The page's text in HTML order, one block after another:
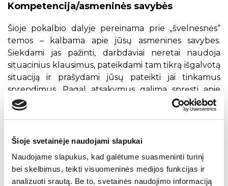
Šioje svetainėje naudojami slapukai
Naudojame slapukus, kad galėtume suasmeninti turinį
bei skelbimus, teikti visuomeninės medijos funkcijas ir
analizuoti srautą. Be to, svetainės naudojimo informaciją
Kompetencija/asmeninės savybės
Šioje pokalbio dalyje pereinama prie „švelnesnės“
temos – kalbama apie jūsų asmenines savybes.
Siekdami jas pažinti, darbdaviai neretai naudoja
situacinius klausimus, pateikdami tam tikrą išgalvotą
situaciją ir prašydami jūsų pateikti jai tinkamus
sprendimus. Pagal atsakymus galima spręsti apie
jūsų sugebėjimus ir darbo stilių, todėl rinkitės tai, kas
padėtų atskleisti geriausias jūsų savybes.
bruožus, todėl dažnai prašoma įvardinti stipriąsias ir
silpnąsias jūsų pačių savybes. Šiems klausimas
reikėtų pasiruošti iš anksto – būti atviram ir
nuoširdžiam, galbūt teks įvardinti savo trūkumus ar